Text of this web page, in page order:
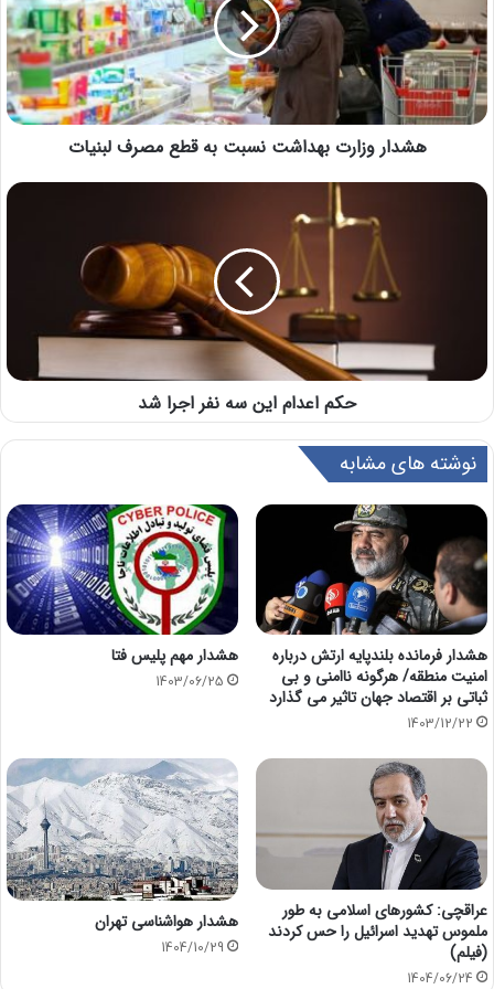
هشدار وزارت بهداشت نسبت به قطع مصرف لبنیات
حکم اعدام این سه نفر اجرا شد
نوشته های مشابه
هشدار فرمانده بلندپایه ارتش درباره
امنیت منطقه/ هرگونه ناامنی و بی
ثباتی بر اقتصاد جهان تاثیر می گذارد
1403/12/22
هشدار مهم پلیس فتا
1403/06/25
عراقچی: کشور‌های اسلامی به طور
ملموس تهدید اسرائیل را حس کردند
(فیلم)
1404/06/24
هشدار هواشناسی تهران
1404/10/29